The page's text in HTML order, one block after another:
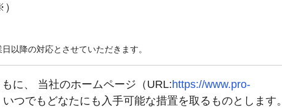
以降の対応とさせていただきます。
に、 当社のホームページ（URL:https://www.pro-
つでもどなたにも入手可能な措置を取るものとします。